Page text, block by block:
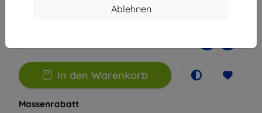
Ablehnen
In den Warenkorb
Massenrabatt